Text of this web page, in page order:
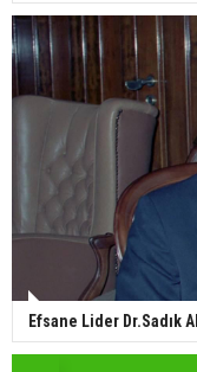
Efsane Lider Dr.Sadık